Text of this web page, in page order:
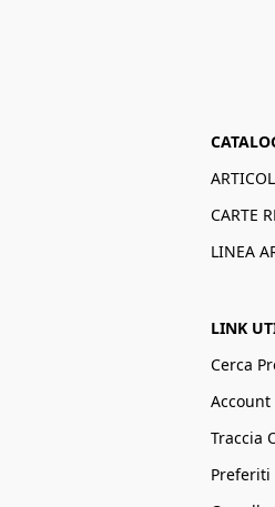
CARTE
LINEA
LINK
Cerca
Account
Traccia
Preferiti